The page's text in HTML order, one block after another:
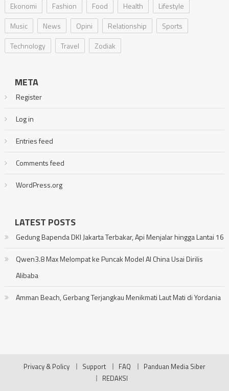
Ekonomi Fashion Food Health
Lifestyle
Music
News Opini Relationship
Sports
Technology
Travel Zodiak
META
Register
Log in
Entries feed
Comments feed
WordPress.org
LATEST POSTS
Gedung Bapenda DKI Jakarta Terbakar, Api Menjalar hingga Lantai 16
Qwen3.8 Max Melompat ke Puncak Model AI China Usai Dirilis
Alibaba
Amman Beach, Gerbang Terjangkau Menikmati Laut Mati di Yordania
Privacy & Policy Support FAQ
Panduan Media Siber
REDAKSI